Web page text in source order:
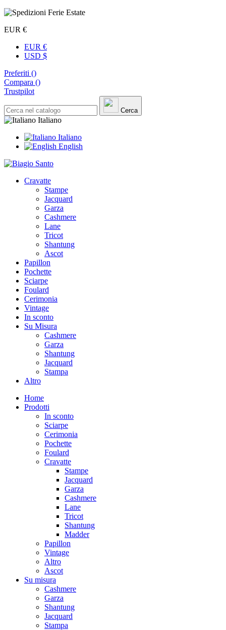
EUR €
EUR €
USD $
Preferiti ()
Compara ()
Trustpilot
Cerca
Italiano
Italiano
English
Cravatte
Stampe
Jacquard
Garza
Cashmere
Lane
Tricot
Shantung
Ascot
Papillon
Pochette
Sciarpe
Foulard
Cerimonia
Vintage
In sconto
Su Misura
Cashmere
Garza
Shantung
Jacquard
Stampa
Altro
Home
Prodotti
In sconto
Sciarpe
Cerimonia
Pochette
Foulard
Cravatte
Stampe
Jacquard
Garza
Cashmere
Lane
Tricot
Shantung
Madder
Papillon
Vintage
Altro
Ascot
Su misura
Cashmere
Garza
Shantung
Jacquard
Stampa